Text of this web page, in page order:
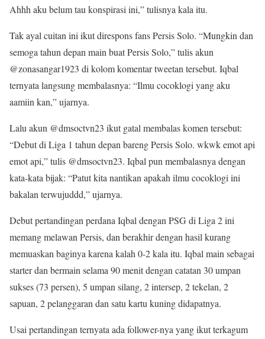
Ahhh aku belum tau konspirasi ini,” tulisnya kala itu.
Tak ayal cuitan ini ikut direspons fans Persis Solo. “Mungkin dan
semoga tahun depan main buat Persis Solo,” tulis akun
@zonasangar1923 di kolom komentar tweetan tersebut. Iqbal
ternyata langsung membalasnya: “Ilmu cocoklogi yang aku
aamiin kan,” ujarnya.
Lalu akun @dmsoctvn23 ikut gatal membalas komen tersebut:
“Debut di Liga 1 tahun depan bareng Persis Solo. wkwk emot api
emot api,” tulis @dmsoctvn23. Iqbal pun membalasnya dengan
kata-kata bijak: “Patut kita nantikan apakah ilmu cocoklogi ini
bakalan terwujuddd,” ujarnya.
Debut pertandingan perdana Iqbal dengan PSG di Liga 2 ini
memang melawan Persis, dan berakhir dengan hasil kurang
memuaskan baginya karena kalah 0-2 kala itu. Iqbal main sebagai
starter dan bermain selama 90 menit dengan catatan 30 umpan
sukses (73 persen), 5 umpan silang, 2 intersep, 2 tekelan, 2
sapuan, 2 pelanggaran dan satu kartu kuning didapatnya.
Usai pertandingan ternyata ada follower-nya yang ikut terkagum